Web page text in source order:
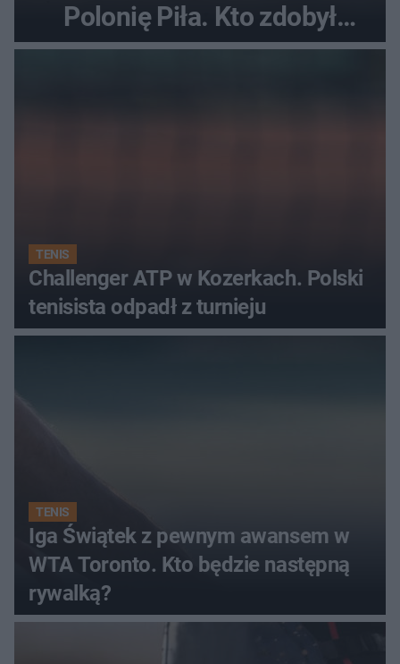
Polonię Piła. Kto zdobył
najwięcej punktów?
TENIS
Challenger ATP w Kozerkach. Polski
tenisista odpadł z turnieju
TENIS
Iga Świątek z pewnym awansem w
WTA Toronto. Kto będzie następną
rywalką?